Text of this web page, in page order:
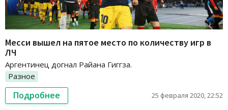
Месси вышел на пятое место по количеству игр в
ЛЧ
Аргентинец догнал Райана Гиггза.
Разное
Подробнее 25 февраля 2020, 22:52